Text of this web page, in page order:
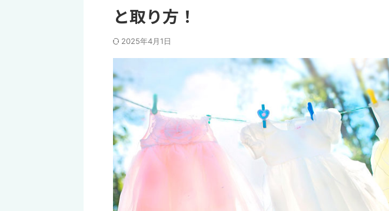
と取り方！
2025年4月1日